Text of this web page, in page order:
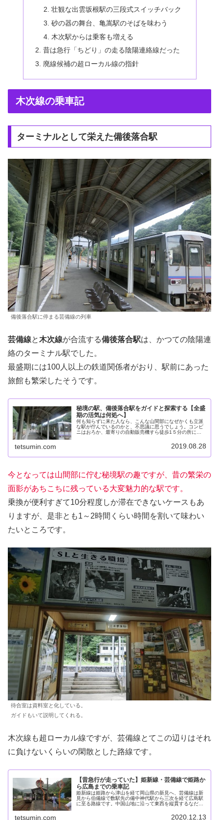
壮観な出雲坂根駅の三段式スイッチバック
砂の器の舞台、亀嵩駅のそばを味わう
木次駅からは乗客も増える
昔は急行「ちどり」の走る陰陽連絡線だった
廃線候補の超ローカル線の指針
木次線の乗車記
ターミナルとして栄えた備後落合駅
備後落合駅に停まる芸備線の列車
芸備線と木次線が合流する備後落合駅は、かつての陰陽連
絡のターミナル駅でした。
最盛期には100人以上の鉄道関係者がおり、駅前にあった
旅館も繁栄したそうです。
秘境の駅、備後落合駅をガイドと探索する【全盛
期の活気は何処へ】
何も知らずに来た人なら、こんな山間部になぜかくも立派
な駅が佇んでいるのかと、不思議に思うでしょう。コンビ
ニはおろか、最寄りの自動販売機すら徒歩1５分の所にあ
tetsumin.com 2019.08.28
今となっては山間部に佇む秘境駅の趣ですが、昔の繁栄の
面影があちこちに残っている大変魅力的な駅です。
乗換が便利すぎて10分程度しか滞在できないケースもあ
りますが、是非とも1～2時間くらい時間を割いて味わい
たいところです。
待合室は資料室と化している。
ガイドもいて説明してくれる。
木次線も超ローカル線ですが、芸備線とてこの辺りはそれ
に負けないくらいの閑散とした路線です。
【昔急行が走っていた】姫新線・芸備線で姫路か
ら広島までの乗車記
姫新線は姫路から津山を経て岡山県の新見へ、芸備線は新
見から伯備線で数駅先の備中神代駅から三次を経て広島駅
に至る路線です。中国山地に沿って東西を縦貫するなだら
tetsumin.com 2020.12.13